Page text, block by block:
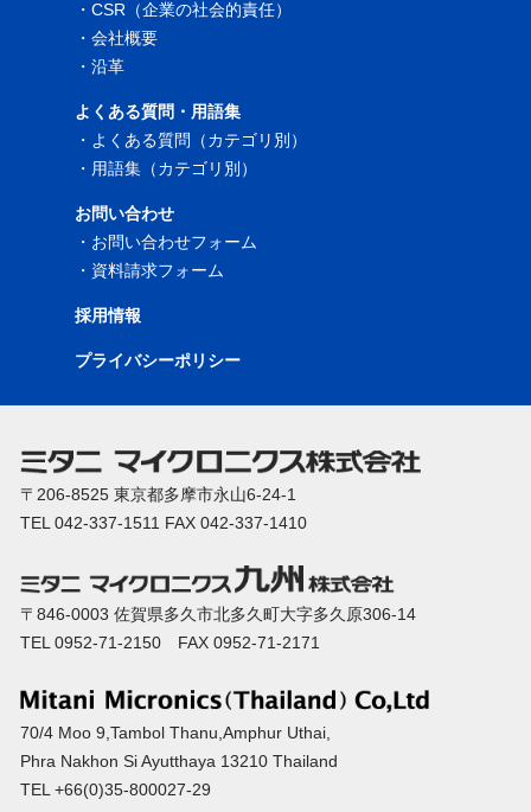
・CSR（企業の社会的責任）
・会社概要
・沿革
よくある質問・用語集
・ よくある質問（カテゴリ別）
・ 用語集（カテゴリ別）
お問い合わせ
・ お問い合わせフォーム
・ 資料請求フォーム
採用情報
プライバシーポリシー
〒206-8525 東京都多摩市永山6-24-1
TEL 042-337-1511 FAX 042-337-1410
〒846-0003 佐賀県多久市北多久町大字多久原306-14
TEL 0952-71-2150 FAX 0952-71-2171
70/4 Moo 9,Tambol Thanu,Amphur Uthai,
Phra Nakhon Si Ayutthaya 13210 Thailand
TEL +66(0)35-800027-29